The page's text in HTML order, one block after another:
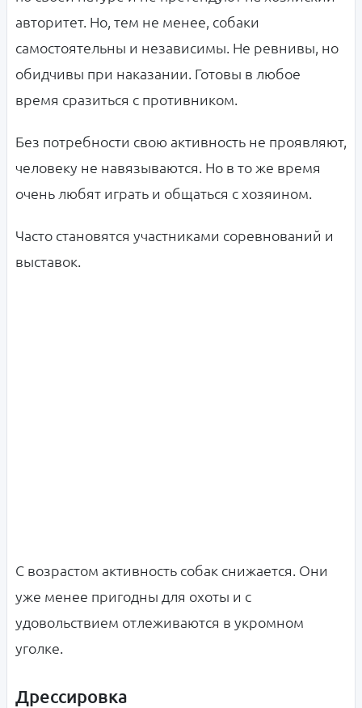
авторитет. Но, тем не менее, собаки
самостоятельны и независимы. Не ревнивы, но
обидчивы при наказании. Готовы в любое
время сразиться с противником.
Без потребности свою активность не проявляют,
человеку не навязываются. Но в то же время
очень любят играть и общаться с хозяином.
Часто становятся участниками соревнований и
выставок.
С возрастом активность собак снижается. Они
уже менее пригодны для охоты и с
удовольствием отлеживаются в укромном
уголке.
Дрессировка